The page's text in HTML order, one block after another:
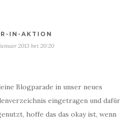
IN-AKTION
2013 bei 20:20
Blogparade in unser neues
eingetragen und dafür
hoffe das das okay ist, wenn